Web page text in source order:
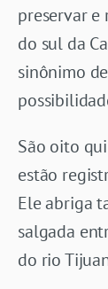
preservar
do sul da
sinônimo
São oito
estão
Ele abriga
salgada
do rio